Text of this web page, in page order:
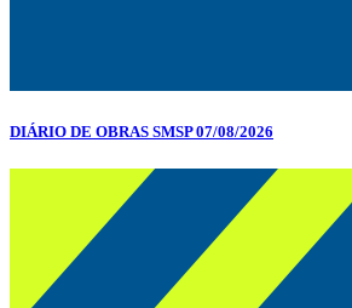
DIÁRIO DE OBRAS SMSP 07/08/2026